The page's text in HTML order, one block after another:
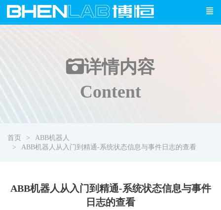
详情内容
Content
首页
ABB机器人
ABB机器人从入门到精通-系统状态信息与事件日志的查看
ABB机器人从入门到精通-系统状态信息与事件
日志的查看